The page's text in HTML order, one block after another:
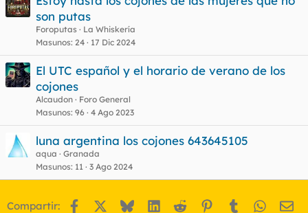
son putas
Foroputas
La Whiskería
Masunos 24 17 Dic 2024
El UTC español y el horario de verano de los
cojones
Alcaudon
Foro General
Masunos 96 4 Ago 2023
luna argentina los cojones 643645105
aqua
Granada
Masunos 11 3 Ago 2024
Compartir: Facebook BlueskyLinkedIn
Reddit Pinterest
Tumblr